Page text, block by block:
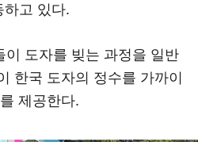
하고 있다.
이 도자를 빚는 과정을 일반
한국 도자의 정수를 가까이
제공한다.